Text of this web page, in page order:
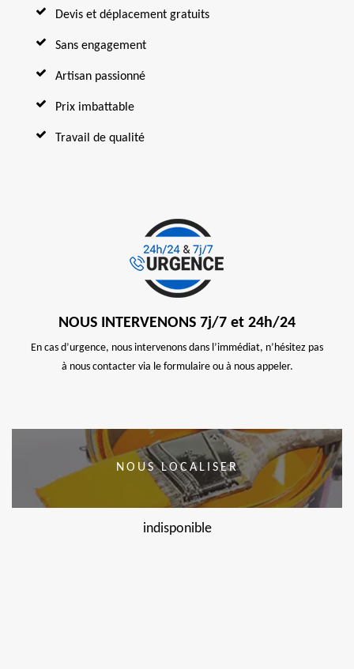
Devis et déplacement gratuits
Sans engagement
Artisan passionné
Prix imbattable
Travail de qualité
NOUS INTERVENONS 7j/7 et 24h/24
En cas d’urgence, nous intervenons dans l’immédiat, n’hésitez pas
à nous contacter via le formulaire ou à nous appeler.
NOUS LOCALISER
indisponible